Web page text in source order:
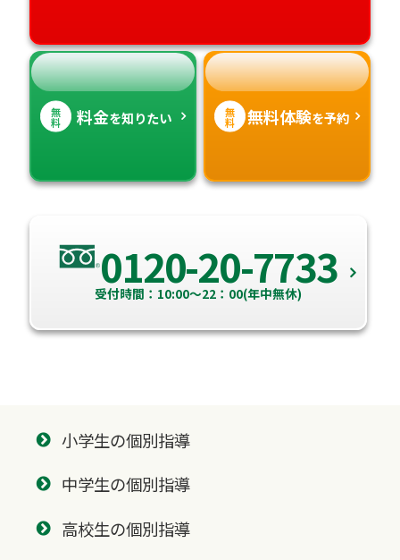
無
料 料金を知りたい 無
料 無料体験を予約
0120-20-7733
受付時間：10:00～22：00(年中無休)
小学生の個別指導
中学生の個別指導
高校生の個別指導